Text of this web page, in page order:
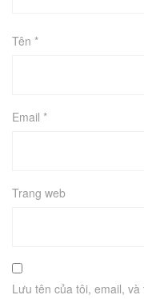
Tên *
Email *
Trang web
Lưu tên của tôi, email,